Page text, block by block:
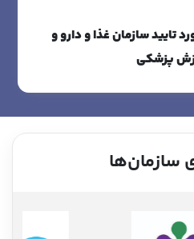
تایید سازمان غذا و دارو و
پزشکی
سازمان‌ها